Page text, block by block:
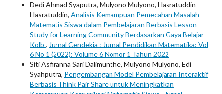
Dedi Ahmad Syaputra, Mulyono Mulyono, Hasratuddin
Hasratuddin, Analisis Kemampuan Pemecahan Masalah
Matematis Siswa dalam Pembelajaran Berbasis Lesson
Study for Learning Community Berdasarkan Gaya Belajar
Kolb , Jurnal Cendekia : Jurnal Pendidikan Matematika: Vol
6 No 1 (2022): Volume 6 Nomor 1 Tahun 2022
Siti Asfiranna Sari Dalimunthe, Mulyono Mulyono, Edi
Syahputra, Pengembangan Model Pembelajaran Interaktif
Berbasis Think Pair Share untuk Meningkatkan